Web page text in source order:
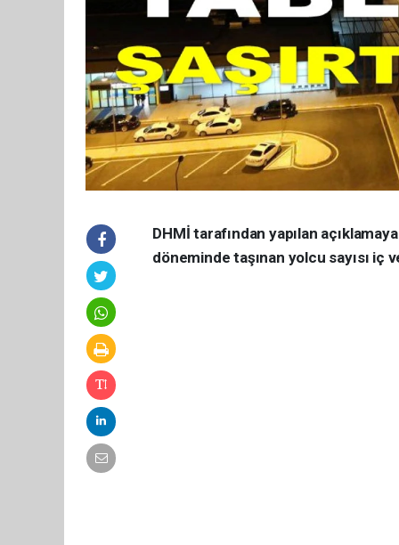
DHMİ tarafından yapılan
döneminde taşınan yolcu sayısı iç